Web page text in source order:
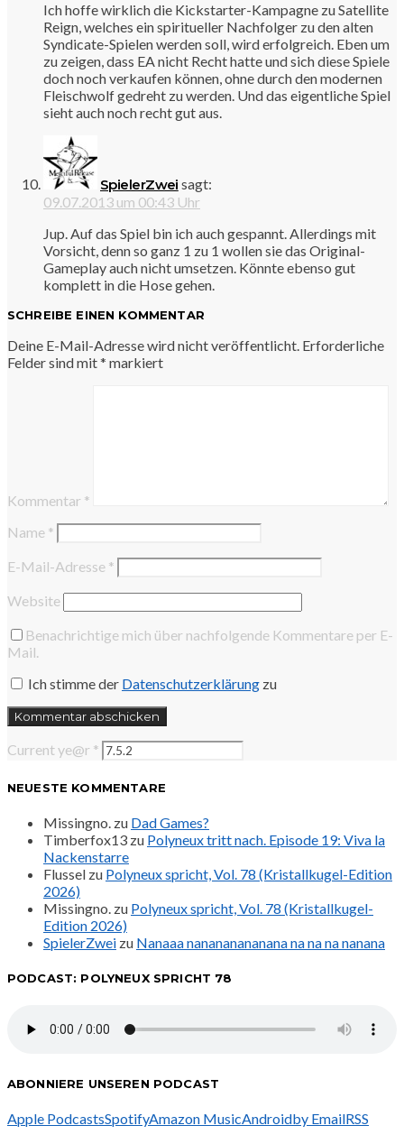
Ich hoffe wirklich die Kickstarter-Kampagne zu Satellite
Reign, welches ein spiritueller Nachfolger zu den alten
Syndicate-Spielen werden soll, wird erfolgreich. Eben um
zu zeigen, dass EA nicht Recht hatte und sich diese Spiele
doch noch verkaufen können, ohne durch den modernen
Fleischwolf gedreht zu werden. Und das eigentliche Spiel
sieht auch noch recht gut aus.
SpielerZwei sagt:
09.07.2013 um 00:43 Uhr
Jup. Auf das Spiel bin ich auch gespannt. Allerdings mit
Vorsicht, denn so ganz 1 zu 1 wollen sie das Original-
Gameplay auch nicht umsetzen. Könnte ebenso gut
komplett in die Hose gehen.
SCHREIBE EINEN KOMMENTAR
Deine E-Mail-Adresse wird nicht veröffentlicht. Erforderliche
Felder sind mit* markiert
Kommentar *
Name *
E-Mail-Adresse *
Website
Benachrichtige mich über nachfolgende Kommentare per E-
Mail.
Ich stimme der Datenschutzerklärung zu
Current ye@r *
NEUESTE KOMMENTARE
Missingno. zu Dad Games?
Timberfox13 zu Polyneux tritt nach. Episode 19: Viva la
Nackenstarre
Flussel zu Polyneux spricht, Vol. 78 (Kristallkugel-Edition
2026)
Missingno. zu Polyneux spricht, Vol. 78 (Kristallkugel-
Edition 2026)
SpielerZwei zu Nanaaa nanananananana na na na nanana
PODCAST: POLYNEUX SPRICHT 78
ABONNIERE UNSEREN PODCAST
Apple PodcastsSpotifyAmazon MusicAndroidby EmailRSS